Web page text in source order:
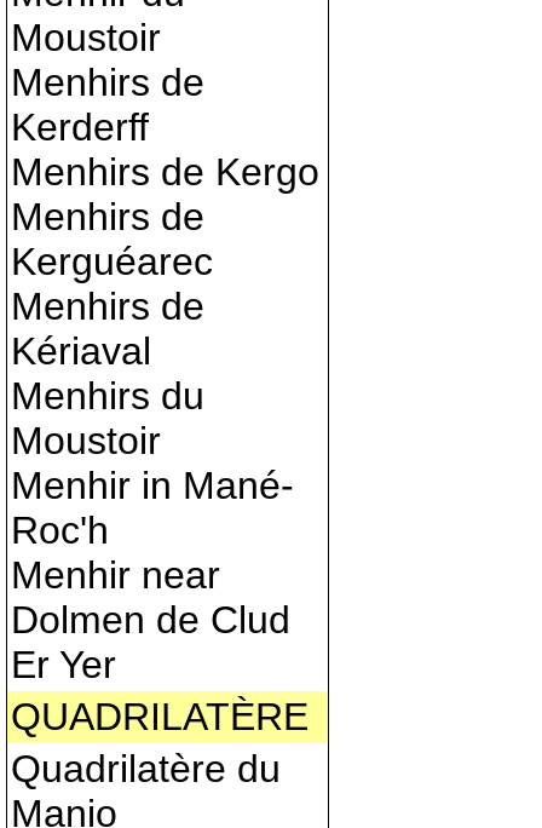
Moustoir
Menhirs de
Kerderff
Menhirs de Kergo
Menhirs de
Kerguéarec
Menhirs de
Kériaval
Menhirs du
Moustoir
Menhir in Mané-
Roc'h
Menhir near
Dolmen de Clud
Er Yer
QUADRILATÈRE
Quadrilatère du
Manio